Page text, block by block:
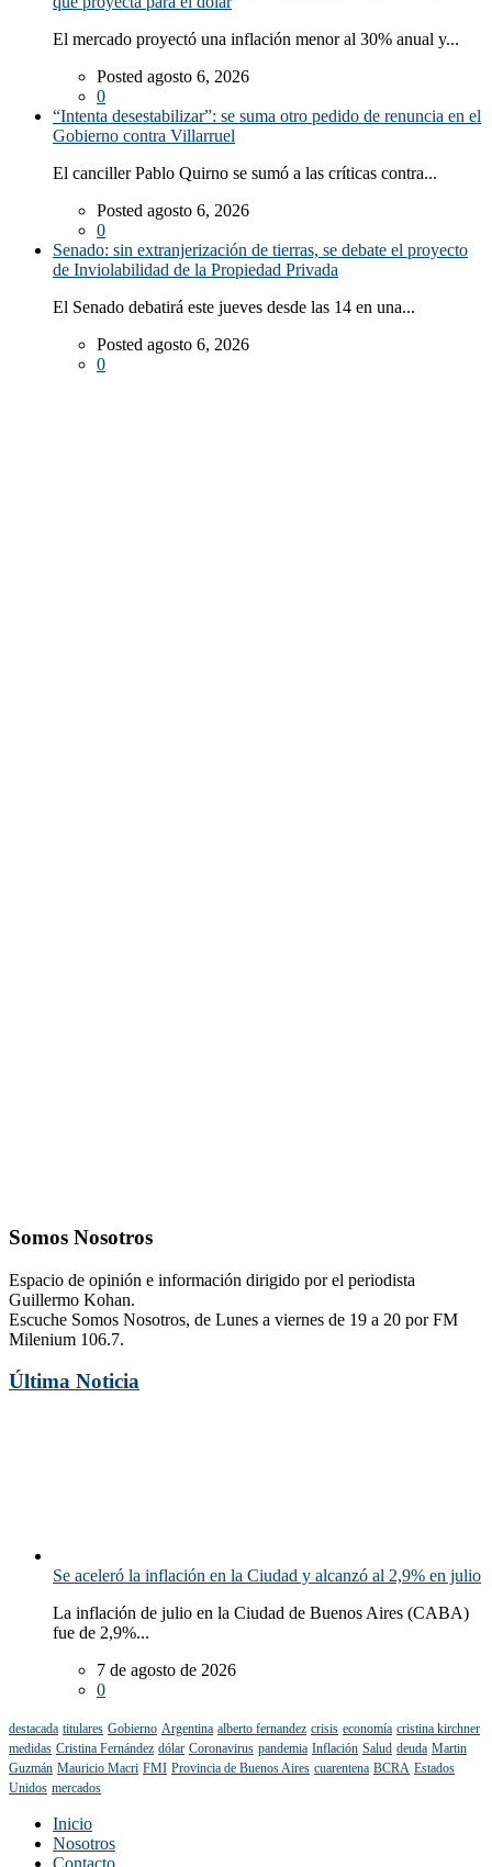
El mercado proyectó una inflación menor al 30% anual y...
Posted agosto 6, 2026
0
“Intenta desestabilizar”: se suma otro pedido de renuncia en el
Gobierno contra Villarruel
El canciller Pablo Quirno se sumó a las críticas contra...
Posted agosto 6, 2026
0
Senado: sin extranjerización de tierras, se debate el proyecto
de Inviolabilidad de la Propiedad Privada
El Senado debatirá este jueves desde las 14 en una...
Posted agosto 6, 2026
0
Somos Nosotros
Espacio de opinión e información dirigido por el periodista
Guillermo Kohan.
Escuche Somos Nosotros, de Lunes a viernes de 19 a 20 por FM
Milenium 106.7.
Última Noticia
Se aceleró la inflación en la Ciudad y alcanzó al 2,9% en julio
La inflación de julio en la Ciudad de Buenos Aires (CABA)
fue de 2,9%...
7 de agosto de 2026
0
destacada titulares Gobierno Argentina alberto fernandez crisis economía cristina kirchner
medidas Cristina Fernández dólar Coronavirus pandemia Inflación Salud deuda Martin
Guzmán Mauricio Macri FMI Provincia de Buenos Aires cuarentena BCRA Estados
Unidos mercados
Inicio
Nosotros
Contacto